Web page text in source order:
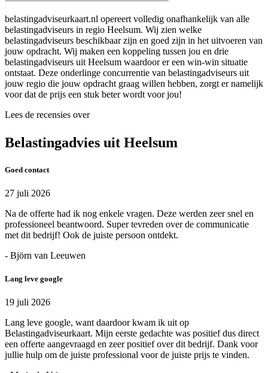
belastingadviseurkaart.nl opereert volledig onafhankelijk van alle
belastingadviseurs in regio Heelsum. Wij zien welke
belastingadviseurs beschikbaar zijn en goed zijn in het uitvoeren van
jouw opdracht. Wij maken een koppeling tussen jou en drie
belastingadviseurs uit Heelsum waardoor er een win-win situatie
ontstaat. Deze onderlinge concurrentie van belastingadviseurs uit
jouw regio die jouw opdracht graag willen hebben, zorgt er namelijk
voor dat de prijs een stuk beter wordt voor jou!
Lees de recensies over
Belastingadvies uit Heelsum
Goed contact
27 juli 2026
Na de offerte had ik nog enkele vragen. Deze werden zeer snel en
professioneel beantwoord. Super tevreden over de communicatie
met dit bedrijf! Ook de juiste persoon ontdekt.
- Björn van Leeuwen
Lang leve google
19 juli 2026
Lang leve google, want daardoor kwam ik uit op
Belastingadviseurkaart. Mijn eerste gedachte was positief dus direct
een offerte aangevraagd en zeer positief over dit bedrijf. Dank voor
jullie hulp om de juiste professional voor de juiste prijs te vinden.